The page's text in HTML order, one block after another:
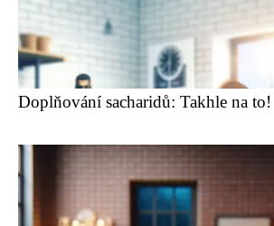
Doplňování sacharidů: Takhle na to!